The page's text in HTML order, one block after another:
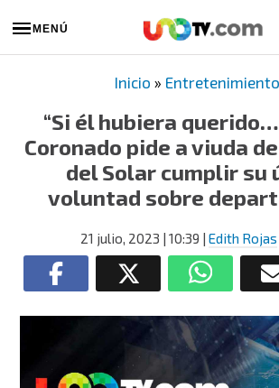
MENÚ
Inicio » Entretenimiento
“Si él hubiera
Coronado pide a viuda
del Solar cumplir su
voluntad sobre
21 julio, 2023 | 10:39 | Edith Rojas